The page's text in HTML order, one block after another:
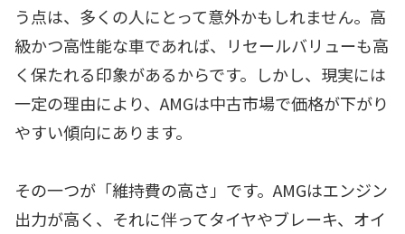
う点は、多くの人にとって意外かもしれません。高
級かつ高性能な車であれば、リセールバリューも高
く保たれる印象があるからです。しかし、現実には
一定の理由により、AMGは中古市場で価格が下がり
やすい傾向にあります。
その一つが「維持費の高さ」です。AMGはエンジン
出力が高く、それに伴ってタイヤやブレーキ、オイ